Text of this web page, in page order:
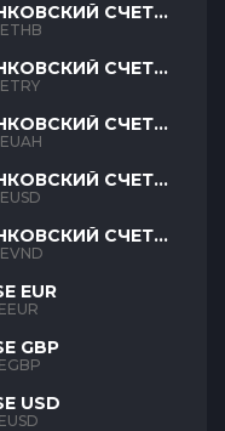
СЧЕТ
СЧЕТ
СЧЕТ
СЧЕТ
СЧЕТ
EUR
GBP
USD